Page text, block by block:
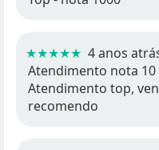
★★★★★ 4 anos
Atendimento nota 10
Atendimento top,
recomendo